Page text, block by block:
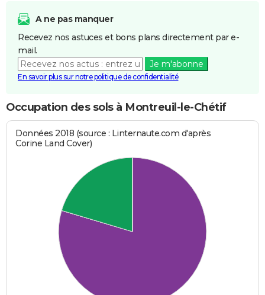
A ne pas manquer
Recevez nos astuces et bons plans directement par e-
mail.
Je m'abonne
En savoir plus sur notre politique de confidentialité
Occupation des sols à Montreuil-le-Chétif
Données 2018 (source : Linternaute.com d'après
Corine Land Cover)